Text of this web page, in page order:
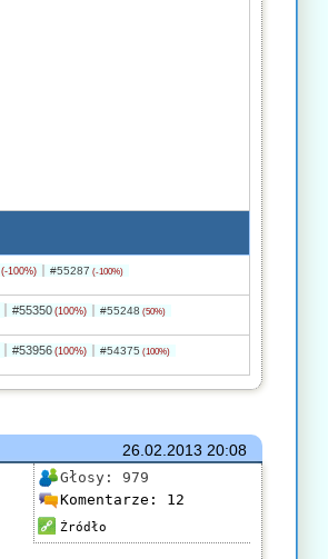
(-100%) #55287 (-100%)
#55350 (100%) #55248 (50%)
#53956 (100%) #54375 (100%)
26.02.2013 20:08
Głosy: 979
Komentarze: 12
Źródło